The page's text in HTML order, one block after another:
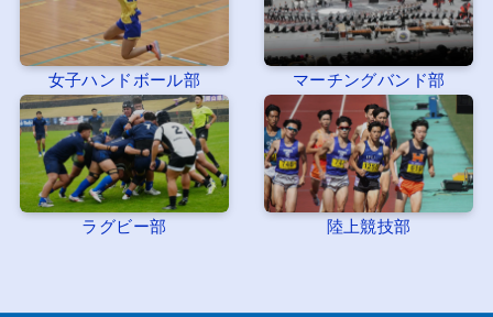
女子ハンドボール部 マーチングバンド部
ラグビー部 陸上競技部